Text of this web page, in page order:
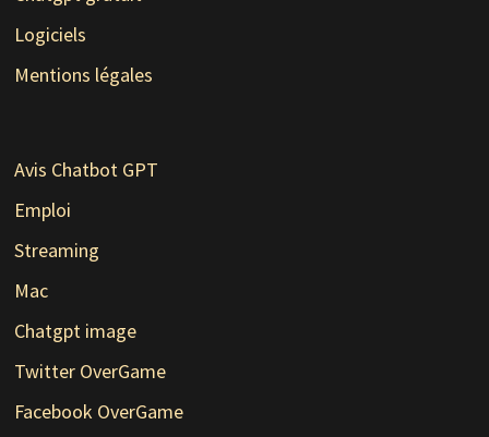
Logiciels
Mentions légales
Avis Chatbot GPT
Emploi
Streaming
Mac
Chatgpt image
Twitter OverGame
Facebook OverGame